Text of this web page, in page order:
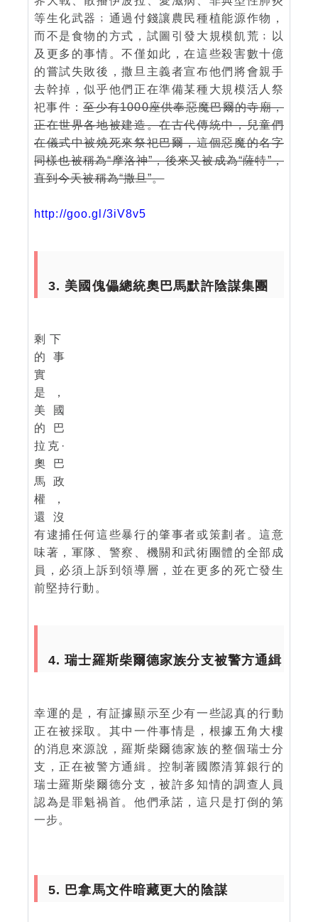
等生化武器﹔通過付錢讓農民種植能源作物，
而不是食物的方式，試圖引發大規模飢荒﹔以
及更多的事情。不僅如此，在這些殺害數十億
的嘗試失敗後，撒旦主義者宣布他們將會親手
去幹掉，似乎他們正在準備某種大規模活人祭
祀事件：至少有1000座供奉惡魔巴爾的寺廟，
正在世界各地被建造。在古代傳統中，兒童們
在儀式中被燒死來祭祀巴爾，這個惡魔的名字
同樣也被稱為“摩洛神”，後來又被成為“薩特”，
直到今天被稱為“撒旦”。
http://goo.gl/3iV8v5
3. 美國傀儡總統奧巴馬默許陰謀集團
剩下
的事
實
是，
美國
的巴
拉克·
奧巴
馬政
權，
還沒
有逮捕任何這些暴行的肇事者或策劃者。這意
味著，軍隊、警察、機關和武術團體的全部成
員，必須上訴到領導層，並在更多的死亡發生
前堅持行動。
4. 瑞士羅斯柴爾德家族分支被警方通緝
幸運的是，有証據顯示至少有一些認真的行動
正在被採取。其中一件事情是，根據五角大樓
的消息來源說，羅斯柴爾德家族的整個瑞士分
支，正在被警方通緝。控制著國際清算銀行的
瑞士羅斯柴爾德分支，被許多知情的調查人員
認為是罪魁禍首。他們承諾，這只是打倒的第
一步。
5. 巴拿馬文件暗藏更大的陰謀